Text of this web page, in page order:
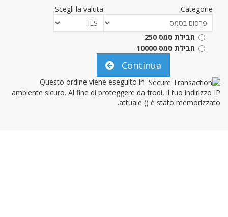
Categorie:
Scegli la valuta:
חבילת סמס 250
חבילת סמס 10000
Continua
Questo ordine viene eseguito in
ambiente sicuro. Al fine di proteggere da frodi, il tuo indirizzo IP
attuale () è stato memorizzato.